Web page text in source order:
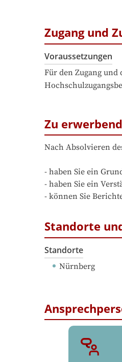
Zugang und
Voraussetzungen
Für den Zugang und
Zu
Nach Absolvieren
- haben Sie ein
- haben Sie ein
- können Sie
Standorte
Standorte
Nürnberg